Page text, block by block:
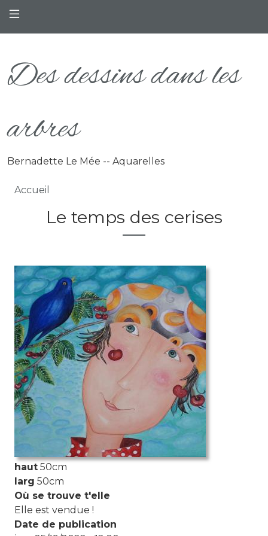
Des dessins dans les
arbres
Bernadette Le Mée -- Aquarelles
Fil d'Ariane
Accueil
Le temps des cerises
Photo de l'aquarelle
haut 50cm
larg 50cm
Où se trouve t'elle
Elle est vendue !
Date de publication